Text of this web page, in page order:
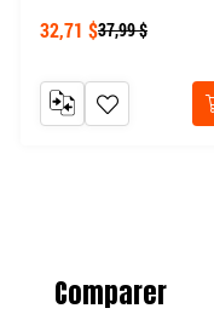
32,71 $37,99 $
AJOUTER À MA
AJOUTER AU
Comparer